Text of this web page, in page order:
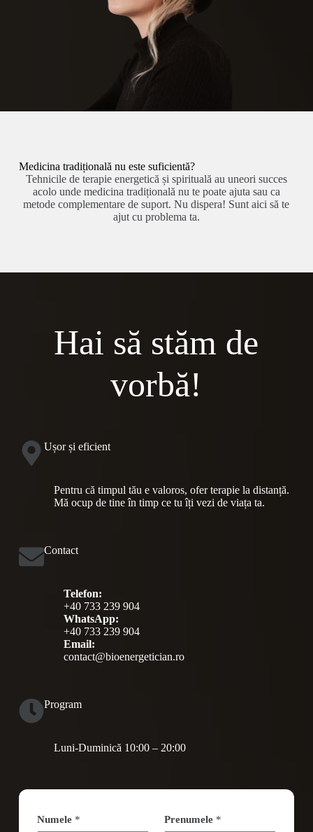
Medicina tradițională nu este suficientă?
Tehnicile de terapie energetică și spirituală au uneori succes
acolo unde medicina tradițională nu te poate ajuta sau ca
metode complementare de suport. Nu dispera! Sunt aici să te
ajut cu problema ta.
Hai să stăm de
vorbă!
Ușor și eficient
Pentru că timpul tău e valoros, ofer terapie la distanță.
Mă ocup de tine în timp ce tu îți vezi de viața ta.
Contact
Telefon:
+40 733 239 904
WhatsApp:
+40 733 239 904
Email:
contact@bioenergetician.ro
Program
Luni-Duminică 10:00 – 20:00
Numele * Prenumele *